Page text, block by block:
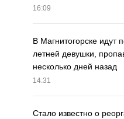
16:09
В Магнитогорске идут
летней девушки,
несколько дней назад
14:31
Стало известно о